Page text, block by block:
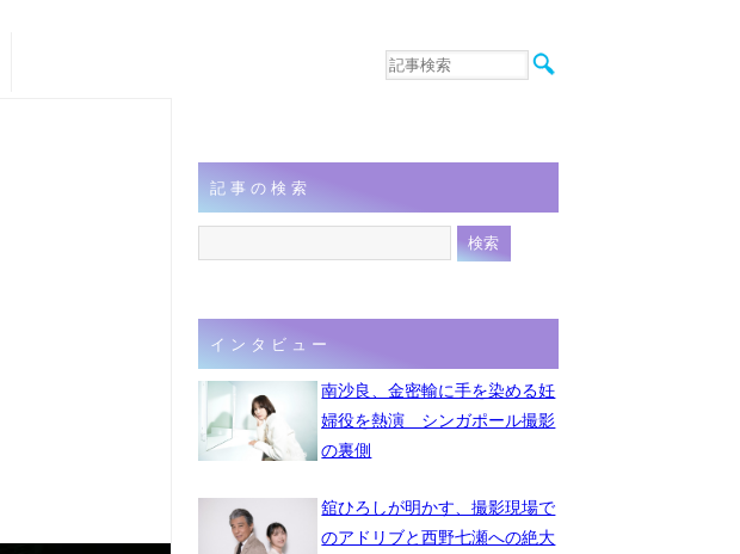
音楽
連載
フォト
記事の検索
インタビュー
南沙良、金密輸に手を染める妊
婦役を熱演 シンガポール撮影
の裏側
舘ひろしが明かす、撮影現場で
のアドリブと西野七瀬への絶大